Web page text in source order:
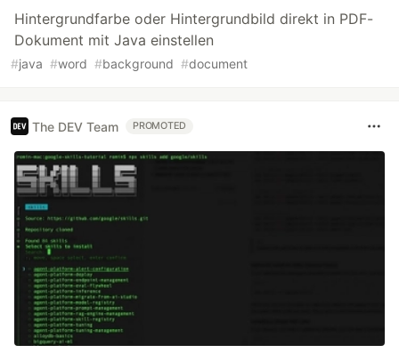
Hintergrundfarbe oder Hintergrundbild direkt in PDF-
Dokument mit Java einstellen
#java #word #background #document
The DEV Team PROMOTED